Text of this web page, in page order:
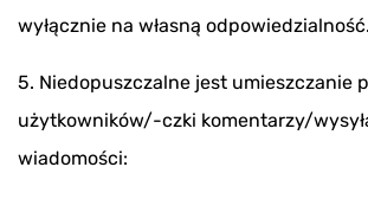
wyłącznie na własną odpowiedzialność.
5. Niedopuszczalne jest umieszczanie
użytkowników/-czki komentarzy/
wiadomości: